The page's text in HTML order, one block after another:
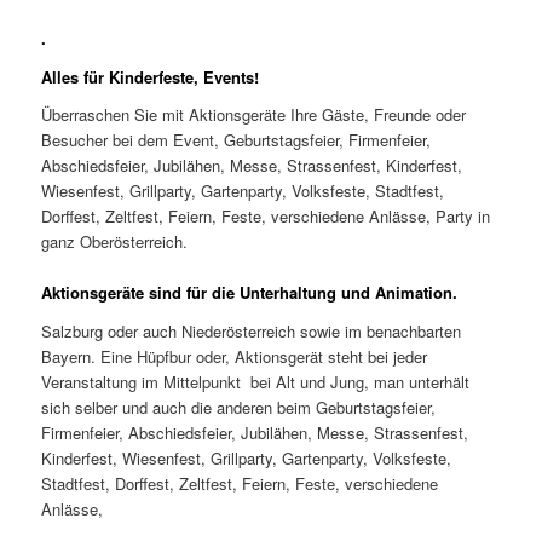
.
Alles für Kinderfeste, Events!
Überraschen Sie mit Aktionsgeräte Ihre Gäste, Freunde oder
Besucher bei dem Event, Geburtstagsfeier, Firmenfeier,
Abschiedsfeier, Jubilähen, Messe, Strassenfest, Kinderfest,
Wiesenfest, Grillparty, Gartenparty, Volksfeste, Stadtfest,
Dorffest, Zeltfest, Feiern, Feste, verschiedene Anlässe, Party in
ganz Oberösterreich.
Aktionsgeräte sind für die Unterhaltung und Animation.
Salzburg oder auch Niederösterreich sowie im benachbarten
Bayern. Eine Hüpfbur oder, Aktionsgerät steht bei jeder
Veranstaltung im Mittelpunkt bei Alt und Jung, man unterhält
sich selber und auch die anderen beim Geburtstagsfeier,
Firmenfeier, Abschiedsfeier, Jubilähen, Messe, Strassenfest,
Kinderfest, Wiesenfest, Grillparty, Gartenparty, Volksfeste,
Stadtfest, Dorffest, Zeltfest, Feiern, Feste, verschiedene
Anlässe,